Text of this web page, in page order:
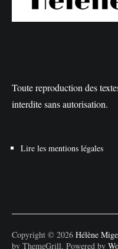
Toute reproduction des
interdite sans autorisation.
Lire les mentions légales
Copyright © 2026 Hélène
by ThemeGrill. Powered by